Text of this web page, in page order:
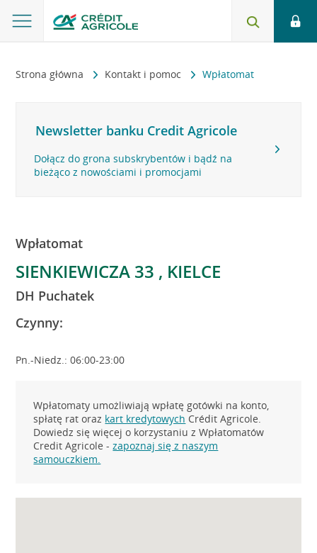
Strona główna Kontakt i pomoc Wpłatomat
Newsletter banku Credit Agricole
Dołącz do grona subskrybentów i bądź na
bieżąco z nowościami i promocjami
Wpłatomat
SIENKIEWICZA 33 , KIELCE
DH Puchatek
Czynny:
Pn.-Niedz.: 06:00-23:00
Wpłatomaty umożliwiają wpłatę gotówki na konto,
spłatę rat oraz kart kredytowych Crédit Agricole.
Dowiedz się więcej o korzystaniu z Wpłatomatów
Credit Agricole -zapoznaj się z naszym
samouczkiem.